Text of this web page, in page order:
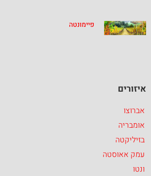
פיימונטה
איזורים
אברוצו
אומבריה
בזיליקטה
עמק אאוסטה
ונטו